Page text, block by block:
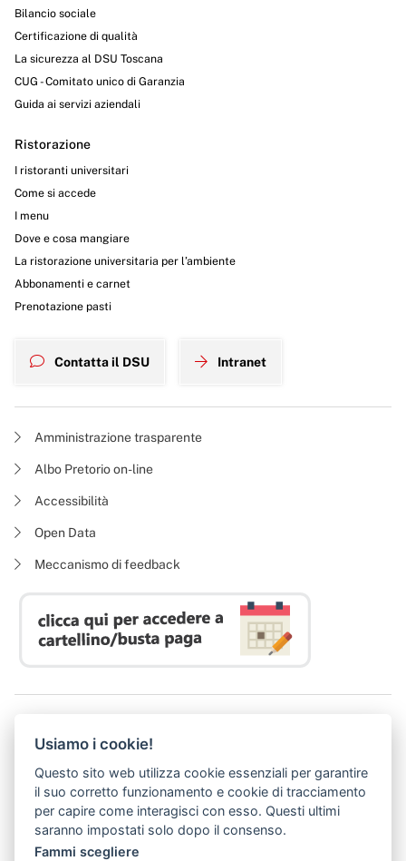
Bilancio sociale
Certificazione di qualità
La sicurezza al DSU Toscana
CUG - Comitato unico di Garanzia
Guida ai servizi aziendali
Ristorazione
I ristoranti universitari
Come si accede
I menu
Dove e cosa mangiare
La ristorazione universitaria per l’ambiente
Abbonamenti e carnet
Prenotazione pasti
Contatta il DSU Intranet
Amministrazione trasparente
Albo Pretorio on-line
Accessibilità
Open Data
Meccanismo di feedback
P. I. 05913670484 | C. F. 94164020482
(abilitato alla ricezione di soli messaggi di posta elettronica certificata)
Usiamo i cookie!
Questo sito web utilizza cookie essenziali per garantire
il suo corretto funzionamento e cookie di tracciamento
per capire come interagisci con esso. Questi ultimi
saranno impostati solo dopo il consenso.
Fammi scegliere